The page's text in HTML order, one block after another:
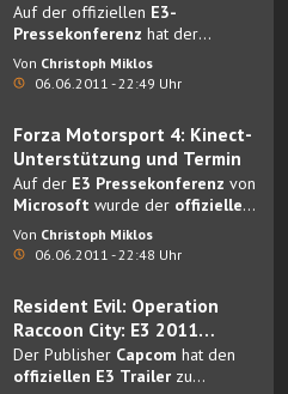
Auf der offiziellen E3-
Pressekonferenz hat der
Publisher
EA einige Termin zu
Battlefield 3
enthüllt.
Von Christoph Miklos
06.06.2011 - 22:49 Uhr
Forza Motorsport 4: Kinect-
Unterstützung und Termin
Auf der E3 Pressekonferenz von
Microsoft wurde der offizielle
Verkaufsstartvon
Motorsport 4
enthüllt.
Von Christoph Miklos
06.06.2011 - 22:48 Uhr
Resident Evil: Operation
Raccoon City: E3 2011
Trailer
Der Publisher Capcom hat den
offiziellen E3 Trailer zu